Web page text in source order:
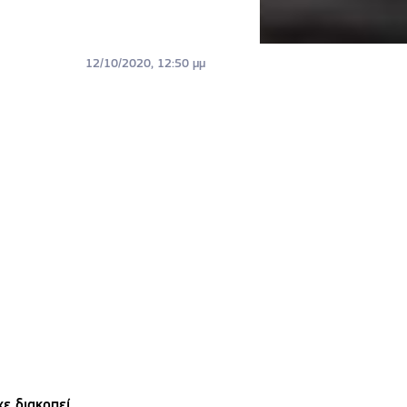
12/10/2020, 12:50 μμ